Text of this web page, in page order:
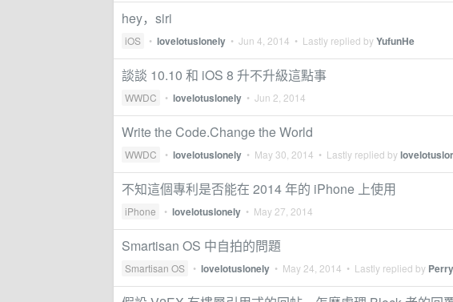
hey，siri
iOS • lovelotuslonely • Jun 4, 2014 • Lastly replied byYufunHe
談談 10.10 和 iOS 8 升不升級這點事
WWDC • lovelotuslonely • Jun 2, 2014
Write the Code.Change the World
WWDC • lovelotuslonely • May 30, 2014 • Lastly replied by
不知這個專利是否能在 2014 年的 iPhone 上使用
iPhone • lovelotuslonely • May 27, 2014
Smartisan OS 中自拍的問題
Smartisan OS • lovelotuslonely • May 24, 2014 • Lastly replied by